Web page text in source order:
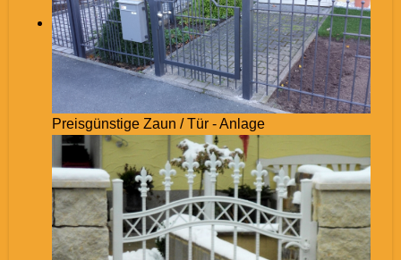
Preisgünstige Zaun / Tür - Anlage